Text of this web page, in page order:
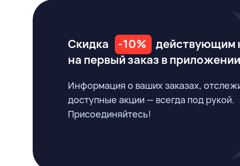
Скидка -10%
действующим
на первый заказ в приложении
Информация о ваших заказах,
доступные акции — всегда под рукой.
Присоединяйтесь!